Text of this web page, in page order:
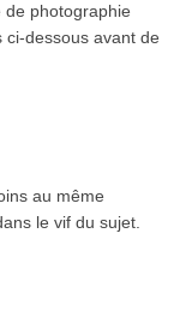
de photographie
ci-dessous avant de
au même
le vif du sujet.